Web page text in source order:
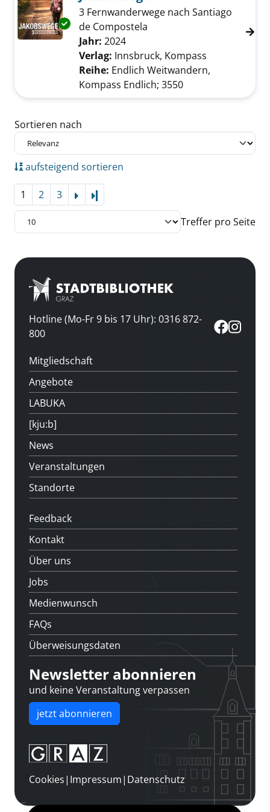
Exemplar-Details von Jakobswege anzeigen
3 Fernwanderwege nach Santiago
de Compostela
Suche nach diesem Verfasser
Jahr: 2024
Verlag: Innsbruck, Kompass
Reihe: Endlich Weitwandern,
Kompass Endlich; 3550
Zu den Suchfiltern springen
Sortieren nach
aufsteigend sortieren
1 2 3
Treffer pro Seite
Hotline (Mo-Fr 9 bis 17 Uhr): 0316 872-
800
Mitgliedschaft
Angebote
LABUKA
[kju:b]
News
Veranstaltungen
Standorte
Feedback
Kontakt
Über uns
Jobs
Medienwunsch
FAQs
Überweisungsdaten
Newsletter abonnieren
und keine Veranstaltung verpassen
jetzt abonnieren
Cookies| Impressum| Datenschutz